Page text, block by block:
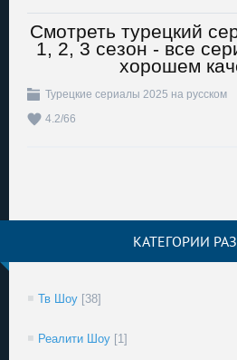
Смотреть турецкий
1, 2, 3 сезон - все
хорошем
Турецкие сериалы 2025 на русском
4.2/66
КАТЕГОРИИ
Тв Шоу [38]
Реалити Шоу [1]